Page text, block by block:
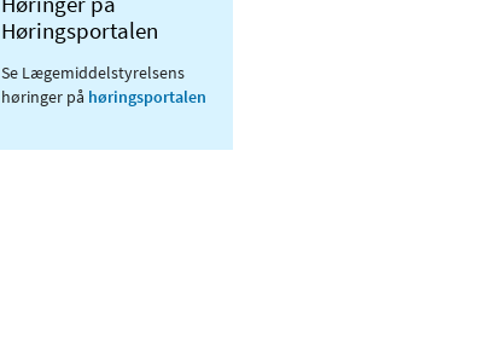
Høringsportalen
Se Lægemiddelstyrelsens
høringer på høringsportalen